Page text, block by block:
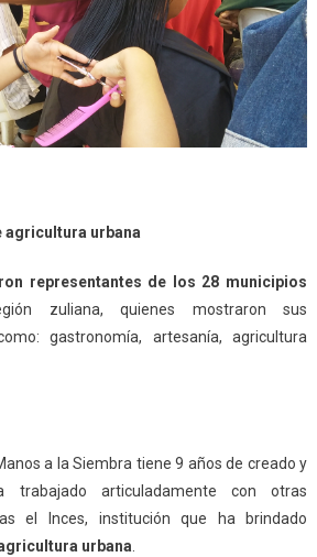
agricultura urbana
representantes de los 28 municipios
zuliana, quienes mostraron sus
gastronomía, artesanía, agricultura
a la Siembra tiene 9 años de creado y
trabajado articuladamente con otras
el Inces, institución que ha brindado
urbana